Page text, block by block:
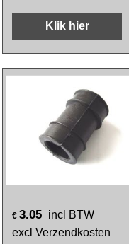
Klik hier
€ 3.05 incl BTW
excl Verzendkosten